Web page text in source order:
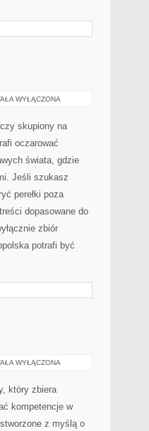
WYŁĄCZONA
skupiony na
oczarować
świata, gdzie
Jeśli szukasz
perełki poza
dopasowane do
zbiór
potrafi być
WYŁĄCZONA
który zbiera
kompetencje w
z myślą o